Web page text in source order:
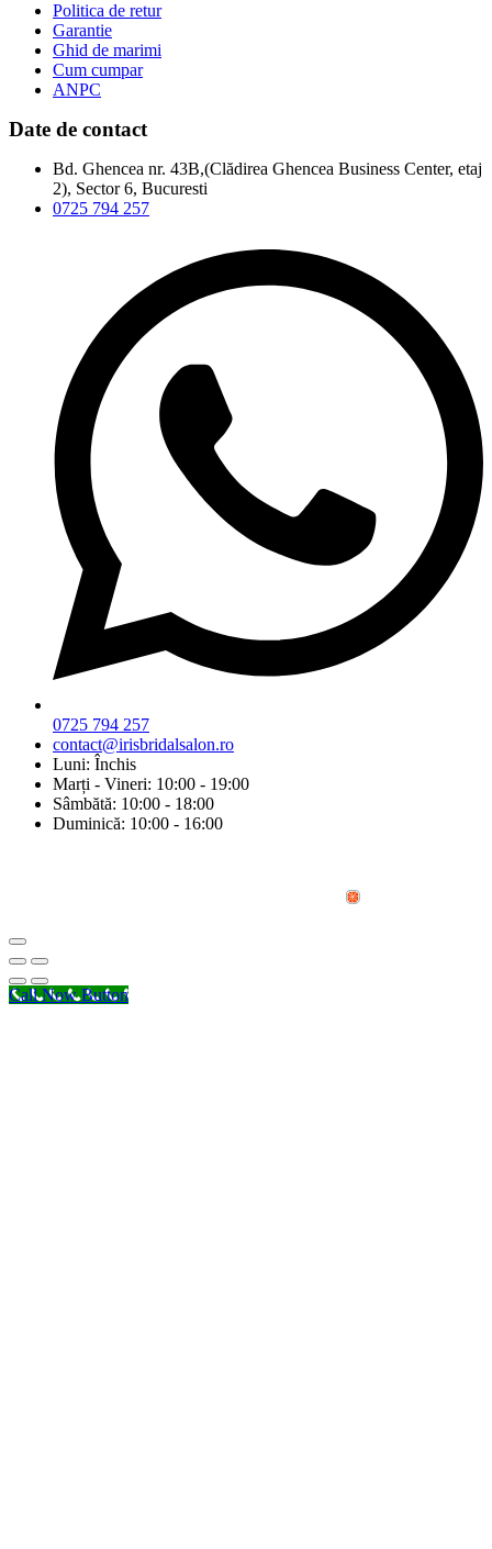
Politica de retur
Garantie
Ghid de marimi
Cum cumpar
ANPC
Date de contact
Bd. Ghencea nr. 43B,(Clădirea Ghencea Business Center, etaj
2), Sector 6, Bucuresti
0725 794 257
0725 794 257
contact@irisbridalsalon.ro
Luni: Închis
Marți - Vineri: 10:00 - 19:00
Sâmbătă: 10:00 - 18:00
Duminică: 10:00 - 16:00
Call Now Button